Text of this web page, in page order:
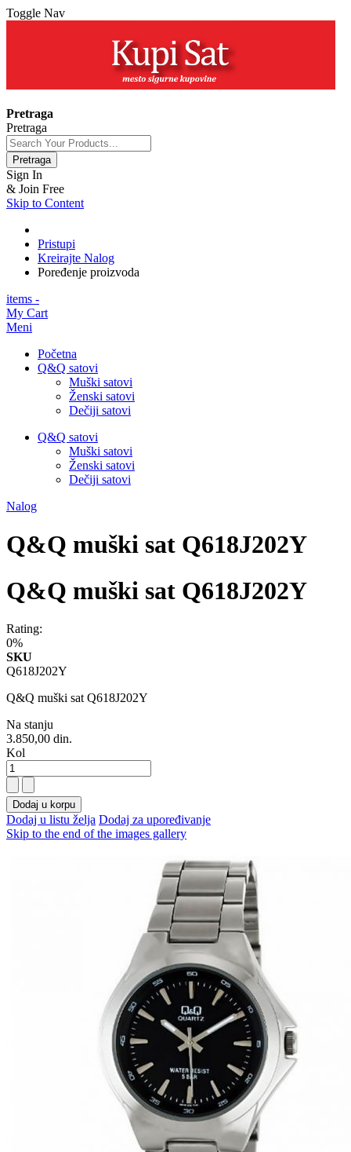
Toggle Nav
Pretraga
Pretraga
Pretraga
Sign In
& Join Free
Skip to Content
Pristupi
Kreirajte Nalog
Poređenje proizvoda
items -
My Cart
Meni
Početna
Q&Q satovi
Muški satovi
Ženski satovi
Dečiji satovi
Q&Q satovi
Muški satovi
Ženski satovi
Dečiji satovi
Nalog
Q&Q muški sat Q618J202Y
Q&Q muški sat Q618J202Y
Rating:
0%
SKU
Q618J202Y
Q&Q muški sat Q618J202Y
Na stanju
3.850,00 din.
Kol
Dodaj u korpu
Dodaj u listu želja Dodaj za upoređivanje
Skip to the end of the images gallery